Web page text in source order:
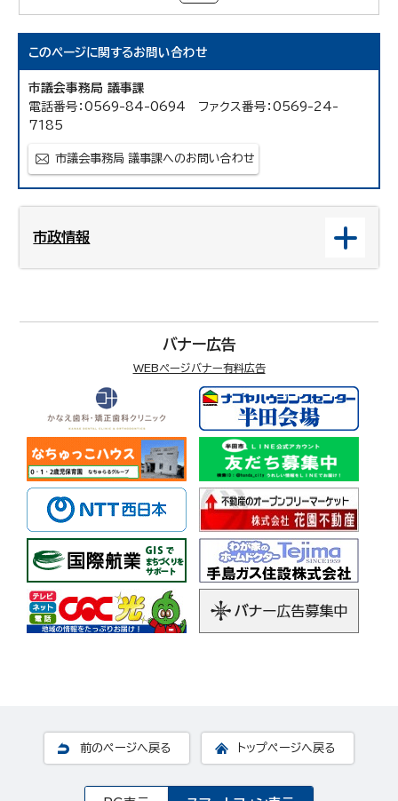
このページに関するお問い合わせ
市議会事務局 議事課
電話番号：0569-84-0694 ファクス番号：0569-24-
7185
市議会事務局 議事課へのお問い合わせ
市政情報
バナー広告
WEBページバナー有料広告
前のページへ戻る トップページへ戻る